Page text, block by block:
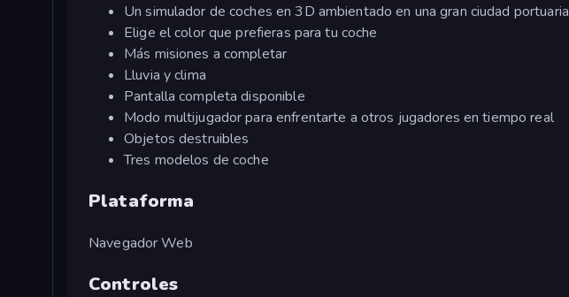
Un simulador de coches en 3D ambientado en una gran ciudad portuaria
Elige el color que prefieras para tu coche
Más misiones a completar
Lluvia y clima
Pantalla completa disponible
Modo multijugador para enfrentarte a otros jugadores en tiempo real
Objetos destruibles
Tres modelos de coche
Plataforma
Navegador Web
Controles